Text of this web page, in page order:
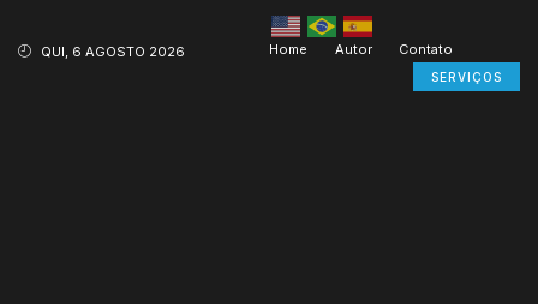
QUI, 6 AGOSTO 2026 Home Autor Contato
SERVIÇOS